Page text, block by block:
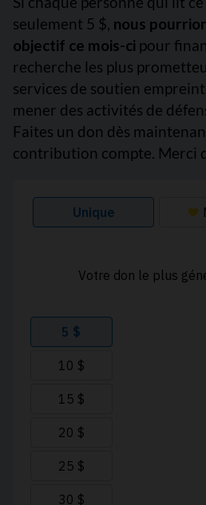
seulement 5 $, nous
objectif ce mois-ci pour
recherche les plus
services de soutien
mener des activités de
Faites un don dès
contribution compte. Merci